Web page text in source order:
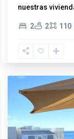
nuestras
2 2
110
Llanos,
Torrox